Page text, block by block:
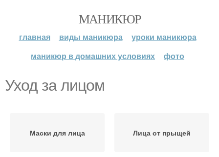
МАНИКЮР
главная виды маникюра
уроки маникюра
маникюр в домашних условиях
фото
Уход за лицом
Маски для лица Лица от прыщей